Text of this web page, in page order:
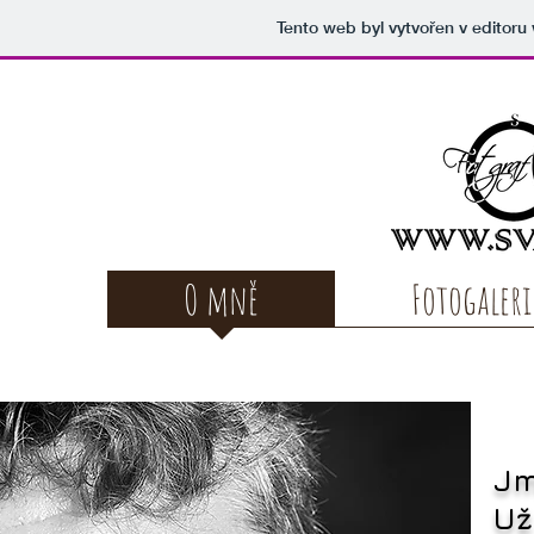
Tento web byl vytvořen v
O mně